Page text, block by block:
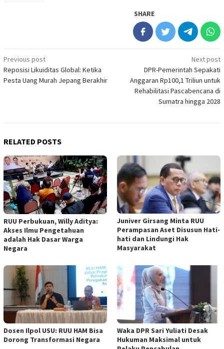
SHARE
Post
navigation
Previous post
Reposisi Likuiditas Global: Ketika
Pesta Uang Murah Jepang Berakhir
Next post
DPR-Pemerintah Sepakati
Anggaran Rp100,1 Triliun untuk
Rehabilitasi Pascabencana di
Sumatra hingga 2028
RELATED POSTS
RUU Perbukuan, Willy Aditya:
Akses Ilmu Pengetahuan
adalah Hak Dasar Warga
Negara
Juniver Girsang Minta RUU
Perampasan Aset Disusun Hati-
hati dan Lindungi Hak
Masyarakat
Dosen Ilpol USU: RUU HAM Bisa
Dorong Transformasi Negara
Waka DPR Sari Yuliati Desak
Hukuman Maksimal untuk